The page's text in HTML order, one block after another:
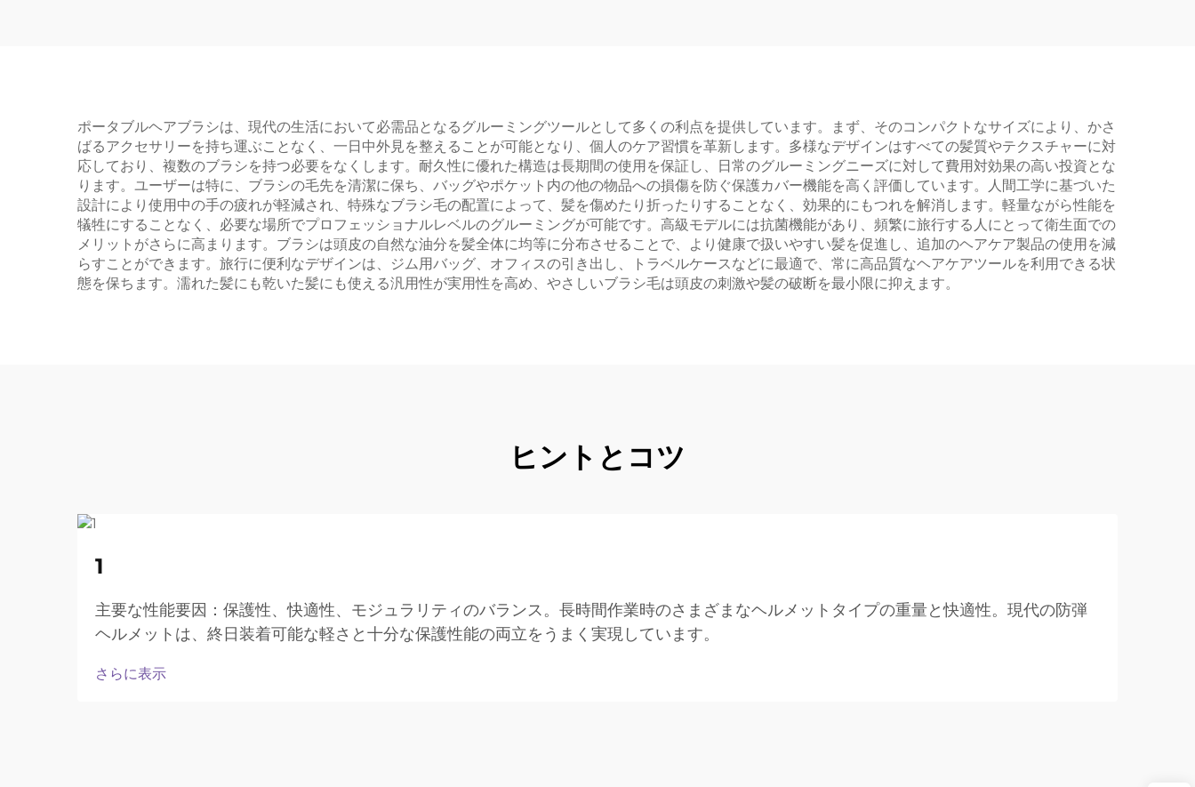
ポータブルヘアブラシは、現代の生活において必需品となるグルーミングツールとして多くの利点を提供しています。まず、そのコンパクトなサイズにより、かさ
ばるアクセサリーを持ち運ぶことなく、一日中外見を整えることが可能となり、個人のケア習慣を革新します。多様なデザインはすべての髪質やテクスチャーに対
応しており、複数のブラシを持つ必要をなくします。耐久性に優れた構造は長期間の使用を保証し、日常のグルーミングニーズに対して費用対効果の高い投資とな
ります。ユーザーは特に、ブラシの毛先を清潔に保ち、バッグやポケット内の他の物品への損傷を防ぐ保護カバー機能を高く評価しています。人間工学に基づいた
設計により使用中の手の疲れが軽減され、特殊なブラシ毛の配置によって、髪を傷めたり折ったりすることなく、効果的にもつれを解消します。軽量ながら性能を
犠牲にすることなく、必要な場所でプロフェッショナルレベルのグルーミングが可能です。高級モデルには抗菌機能があり、頻繁に旅行する人にとって衛生面での
メリットがさらに高まります。ブラシは頭皮の自然な油分を髪全体に均等に分布させることで、より健康で扱いやすい髪を促進し、追加のヘアケア製品の使用を減
らすことができます。旅行に便利なデザインは、ジム用バッグ、オフィスの引き出し、トラベルケースなどに最適で、常に高品質なヘアケアツールを利用できる状
態を保ちます。濡れた髪にも乾いた髪にも使える汎用性が実用性を高め、やさしいブラシ毛は頭皮の刺激や髪の破断を最小限に抑えます。
ヒントとコツ
1
主要な性能要因：保護性、快適性、モジュラリティのバランス。長時間作業時のさまざまなヘルメットタイプの重量と快適性。現代の防弾
ヘルメットは、終日装着可能な軽さと十分な保護性能の両立をうまく実現しています。
さらに表示